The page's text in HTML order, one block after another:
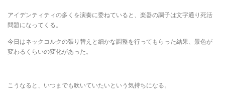
アイデンティティの多くを演奏に委ねていると、楽器の調子は文字通り死活
問題になってくる。
今日はネックコルクの張り替えと細かな調整を行ってもらった結果、景色が
変わるくらいの変化があった。
こうなると、いつまでも吹いていたいという気持ちになる。